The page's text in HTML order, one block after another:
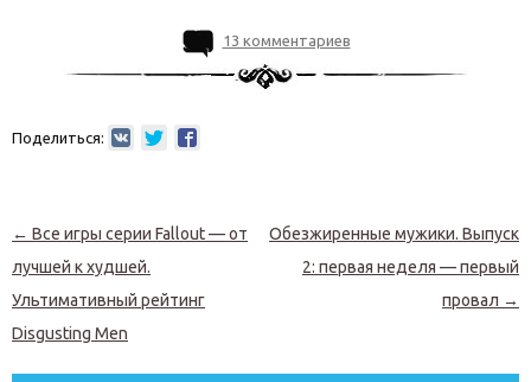
13 комментариев
Поделиться:
Навигация по записям
← Все игры серии Fallout — от
лучшей к худшей.
Ультимативный рейтинг
Disgusting Men
Обезжиренные мужики. Выпуск
2: первая неделя — первый
провал →